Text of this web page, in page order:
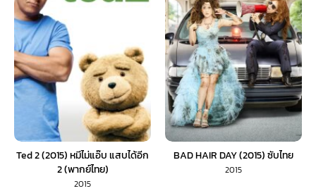
Ted 2 (2015) หมีไม่แอ๊บ แสบได้อีก
2 (พากย์ไทย)
2015
BAD HAIR DAY (2015) ซับไทย
2015